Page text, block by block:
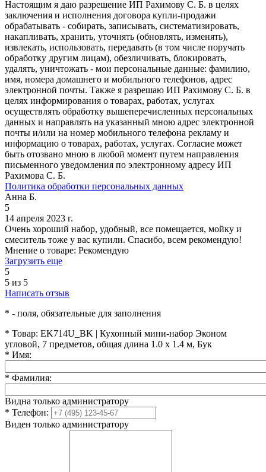
Настоящим я даю разрешение ИП Рахимову С. Б. в целях
заключения и исполнения договора купли-продажи
обрабатывать - собирать, записывать, систематизировать,
накапливать, хранить, уточнять (обновлять, изменять),
извлекать, использовать, передавать (в том числе поручать
обработку другим лицам), обезличивать, блокировать,
удалять, уничтожать - мои персональные данные: фамилию,
имя, номера домашнего и мобильного телефонов, адрес
электронной почты. Также я разрешаю ИП Рахимову С. Б. в
целях информирования о товарах, работах, услугах
осуществлять обработку вышеперечисленных персональных
данных и направлять на указанный мною адрес электронной
почты и/или на номер мобильного телефона рекламу и
информацию о товарах, работах, услугах. Согласие может
быть отозвано мною в любой момент путем направления
письменного уведомления по электронному адресу ИП
Рахимова С. Б.
Политика обработки персональных данных
Анна Б.
5
14 апреля 2023 г.
Очень хороший набор, удобный, все помещается, мойку и
смеситель тоже у вас купили. Спасибо, всем рекомендую!
Мнение о товаре: Рекомендую
Загрузить еще
5
5 из 5
Написать отзыв
* - поля, обязательные для заполнения
* Товар: EK714U_BK | Кухонный мини-набор Эконом
угловой, 7 предметов, общая длина 1.0 х 1.4 м, Бук
* Имя:
* Фамилия:
Видна только администратору
* Телефон:
Виден только администратору